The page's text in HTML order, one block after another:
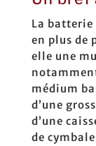
La
en plus de
elle une
médium
d’une
d’une
de